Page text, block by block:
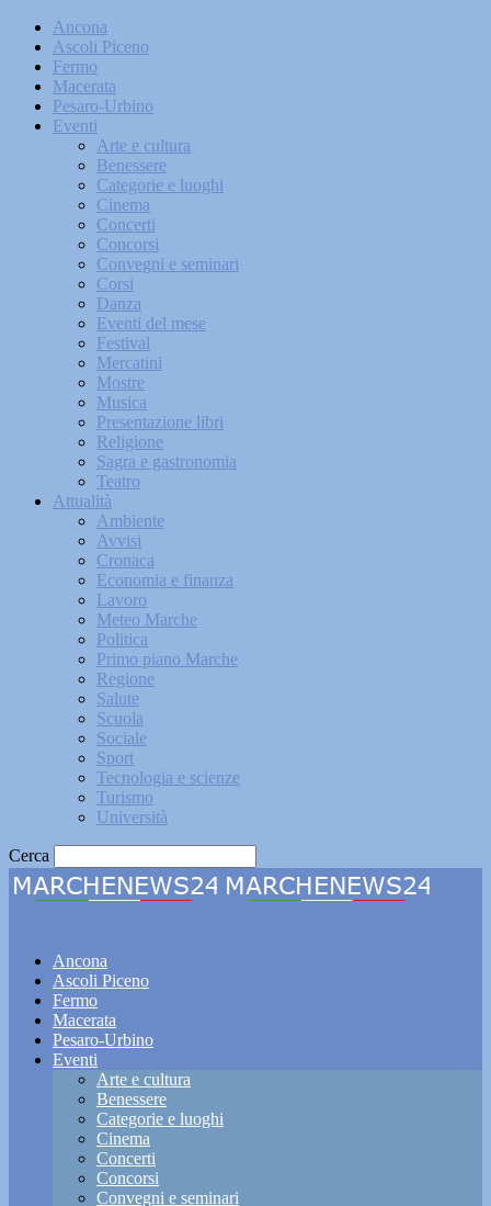
Ancona
Ascoli Piceno
Fermo
Macerata
Pesaro-Urbino
Eventi
Arte e cultura
Benessere
Categorie e luoghi
Cinema
Concerti
Concorsi
Convegni e seminari
Corsi
Danza
Eventi del mese
Festival
Mercatini
Mostre
Musica
Presentazione libri
Religione
Sagra e gastronomia
Teatro
Attualità
Ambiente
Avvisi
Cronaca
Economia e finanza
Lavoro
Meteo Marche
Politica
Primo piano Marche
Regione
Salute
Scuola
Sociale
Sport
Tecnologia e scienze
Turismo
Università
Cerca
Ancona
Ascoli Piceno
Fermo
Macerata
Pesaro-Urbino
Eventi
Arte e cultura
Benessere
Categorie e luoghi
Cinema
Concerti
Concorsi
Convegni e seminari